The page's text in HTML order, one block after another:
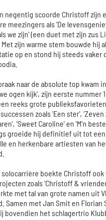
negentig scoorde Christoff zijn
meezingers als 'De
we zijn' (een duet met zijn zus
zijn warme stem bouwde hij
op en stond hij steeds vaker
naar de absolute top kwam
ogen kijk', zijn eerste nummer
reeks grote
zoals 'Een ster', 'Zeven
'Sweet Caroline' en 'M'n
groeide hij definitief uit tot
en herkenbare artiesten van
solocarrière boekte Christoff
zoals 'Christoff &
met tal van grote namen uit
Samen met Jan Smit en Florian
bovendien het schlagertrio